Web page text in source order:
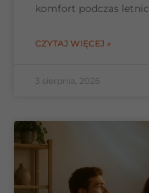
komfort podczas
CZYTAJ WIĘCEJ »
3 sierpnia, 2026